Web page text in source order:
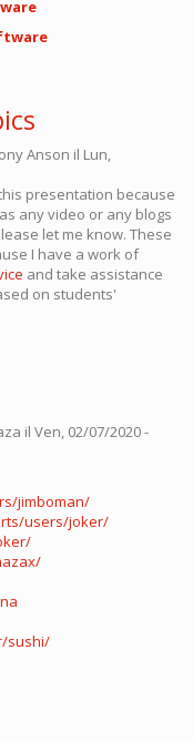
Anson il Lun,
presentation because
any video or any blogs
let me know. These
I have a work of
and take assistance
on students'
il Ven, 02/07/2020 -
jimboman/
users/joker/
sushi/